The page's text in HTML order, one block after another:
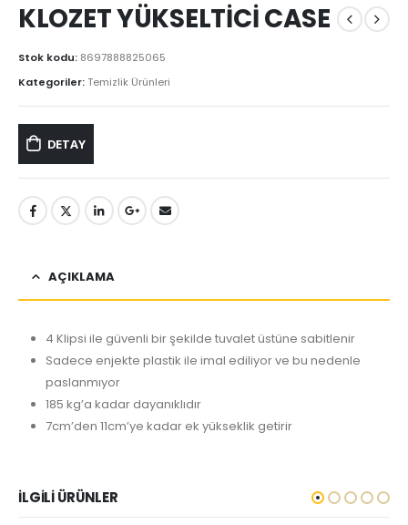
KLOZET YÜKSELTİCİ CASE
Stok kodu: 8697888825065
Kategoriler:Temizlik Ürünleri
DETAY
AÇIKLAMA
4 Klipsi ile güvenli bir şekilde tuvalet üstüne sabitlenir
Sadece enjekte plastik ile imal ediliyor ve bu nedenle
paslanmıyor
185 kg’a kadar dayanıklıdır
7cm’den 11cm’ye kadar ek yükseklik getirir
İLGILI ÜRÜNLER